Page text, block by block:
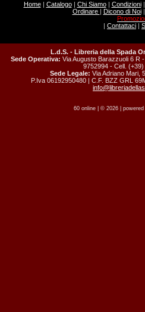
Home| Catalogo| Chi Siamo| Condizioni|
Ordinare | Dicono di Noi|
| Contattaci |
L.d.S. - Libreria della Spada
Sede Operativa: Via Augusto Barazzuoli 6 R
9752994 - Cell.
Sede Legale: Via Adriano Mari,
P.Iva 06192950480 | C.F. BZZ GRL
60 online | © 2026 | powered